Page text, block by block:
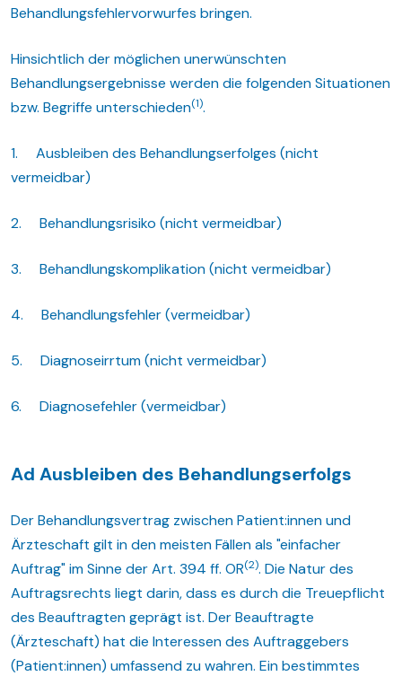
Behandlungsfehlervorwurfes bringen.
Hinsichtlich der möglichen unerwünschten
Behandlungsergebnisse werden die folgenden Situationen
bzw. Begriffe unterschieden(1).
1. Ausbleiben des Behandlungserfolges (nicht
vermeidbar)
2. Behandlungsrisiko (nicht vermeidbar)
3. Behandlungskomplikation (nicht vermeidbar)
4. Behandlungsfehler (vermeidbar)
5. Diagnoseirrtum (nicht vermeidbar)
6. Diagnosefehler (vermeidbar)
Ad Ausbleiben des Behandlungserfolgs
Der Behandlungsvertrag zwischen Patient:innen und
Ärzteschaft gilt in den meisten Fällen als "einfacher
Auftrag" im Sinne der Art. 394 ff. OR(2). Die Natur des
Auftragsrechts liegt darin, dass es durch die Treuepflicht
des Beauftragten geprägt ist. Der Beauftragte
(Ärzteschaft) hat die Interessen des Auftraggebers
(Patient:innen) umfassend zu wahren. Ein bestimmtes